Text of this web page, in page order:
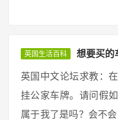
英国生活百科 想要买的
英国中文论坛求教：
挂公家车牌。请问假
属于我了是吗？会不